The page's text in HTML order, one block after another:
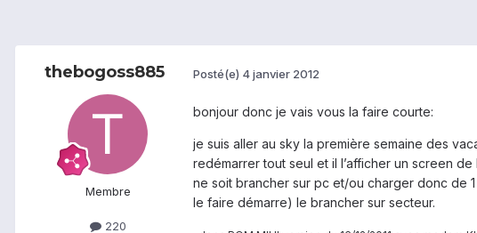
thebogoss885
Membre
220
Posté(e) 4 janvier 2012
bonjour donc je vais vous la faire courte:
je suis aller au sky la première semaine des
redémarrer tout seul et il l’afficher un screen
ne soit brancher sur pc et/ou charger donc de
le faire démarre) le brancher sur secteur.